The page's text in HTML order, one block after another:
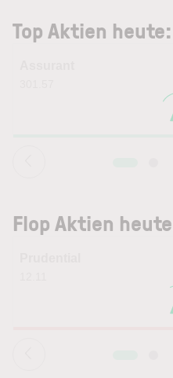
Top Aktien
Flop Aktien